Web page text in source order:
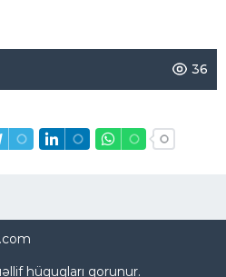
36
hüquqları qorunur.